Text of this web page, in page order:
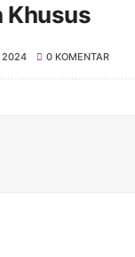
Khusus
2024 0 KOMENTAR